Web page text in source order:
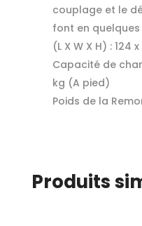
couplage et le
font en quelques
(L X W X H) : 124
Capacité de
kg (A pied)
Poids de la
Produits